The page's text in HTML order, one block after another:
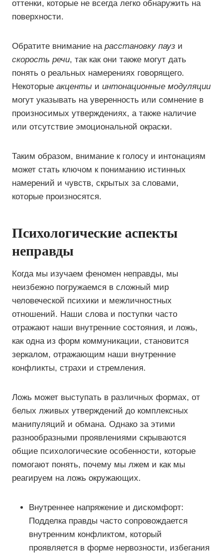
оттенки, которые не всегда легко обнаружить на
поверхности.
Обратите внимание на расстановку пауз и
скорость речи, так как они также могут дать
понять о реальных намерениях говорящего.
Некоторые акценты и интонационные модуляции
могут указывать на уверенность или сомнение в
произносимых утверждениях, а также наличие
или отсутствие эмоциональной окраски.
Таким образом, внимание к голосу и интонациям
может стать ключом к пониманию истинных
намерений и чувств, скрытых за словами,
которые произносятся.
Психологические аспекты
неправды
Когда мы изучаем феномен неправды, мы
неизбежно погружаемся в сложный мир
человеческой психики и межличностных
отношений. Наши слова и поступки часто
отражают наши внутренние состояния, и ложь,
как одна из форм коммуникации, становится
зеркалом, отражающим наши внутренние
конфликты, страхи и стремления.
Ложь может выступать в различных формах, от
белых лживых утверждений до комплексных
манипуляций и обмана. Однако за этими
разнообразными проявлениями скрываются
общие психологические особенности, которые
помогают понять, почему мы лжем и как мы
реагируем на ложь окружающих.
Внутреннее напряжение и дискомфорт:
Подделка правды часто сопровождается
внутренним конфликтом, который
проявляется в форме нервозности, избегания